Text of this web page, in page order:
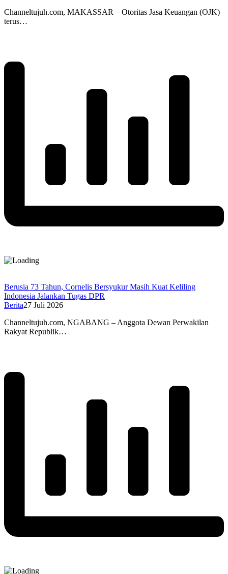
Channeltujuh.com, MAKASSAR – Otoritas Jasa Keuangan (OJK)
terus…
Berusia 73 Tahun, Cornelis Bersyukur Masih Kuat Keliling
Indonesia Jalankan Tugas DPR
Berita27 Juli 2026
Channeltujuh.com, NGABANG – Anggota Dewan Perwakilan
Rakyat Republik…